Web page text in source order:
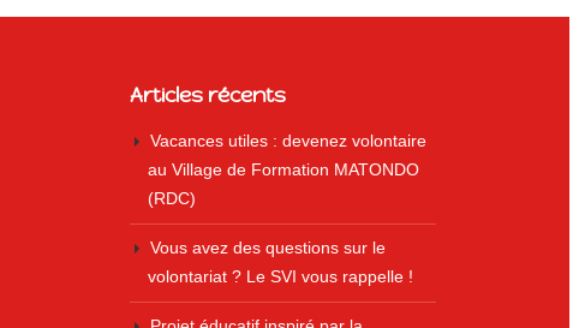
Articles récents
Vacances utiles : devenez volontaire
au Village de Formation MATONDO
(RDC)
Vous avez des questions sur le
volontariat ? Le SVI vous rappelle !